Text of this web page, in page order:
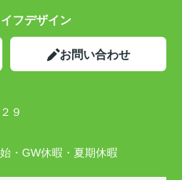
フデザイン
お問い合わせ
９
・GW休暇・夏期休暇